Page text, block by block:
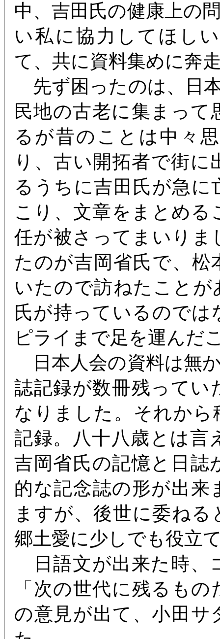
中、吉田氏の健康上の
い私に協力してほし
て、共に資料集めに奔
先ず困ったのは、日
民地の古老に集まっ
るが昔のことは中々
り、古い開拓者で街
るうちに吉田氏が急
こり、文章をまとめ
任が被さってまいりま
たのが吉岡省氏で、
いたので訪ねたこと
氏が持っているので
ピライまで足を運んだ
日本人会の資料は無
誌記録が数冊残ってい
なりました。それか
記録。八十八歳とは言
吉岡省氏の記憶と日誌
的な記念誌の形が出
ますが、後世に委ね
郷土愛に少しでも役立
日語文が出来た時、
「次の世代に残るも
の意見が出て、小田サ